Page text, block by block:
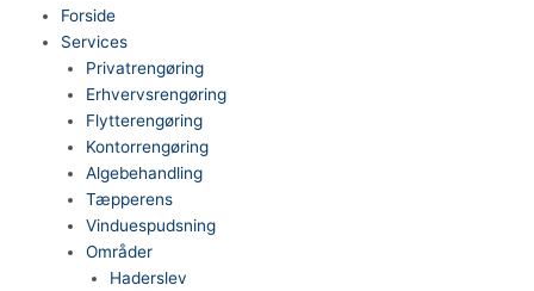
Forside
Services
Privatrengøring
Erhvervsrengøring
Flytterengøring
Kontorrengøring
Algebehandling
Tæpperens
Vinduespudsning
Områder
Haderslev